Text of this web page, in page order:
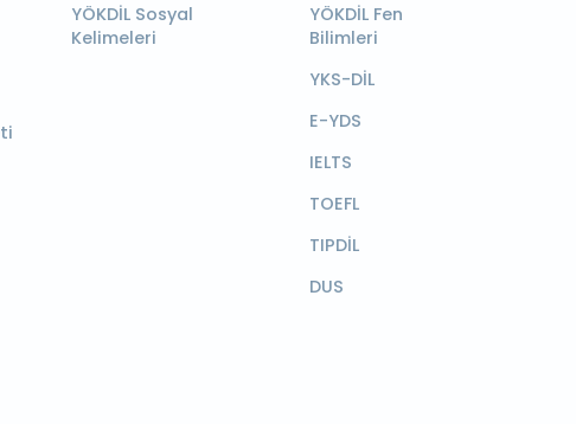
YÖKDİL Sosyal
Kelimeleri
YÖKDİL Fen
Bilimleri
YKS-DİL
E-YDS
IELTS
TOEFL
TIPDİL
DUS